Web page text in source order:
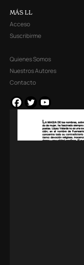
MÁS LL
Acceso
Suscribirme
Quienes Somos
Nuestros Autores
Contacto